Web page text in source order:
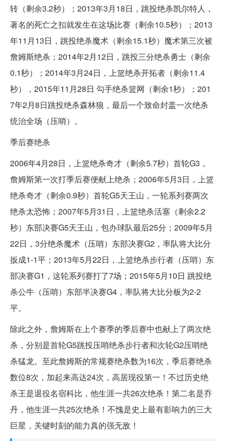
转（剩余3.2秒）；2013年3月18日，跳投绝杀凯尔特人，
著名的死亡之扣就发生在这场比赛（剩余10.5秒）；2013
年11月13日，跳投绝杀魔术（剩余15.1秒）魔术第三次被
詹姆斯绝杀；2014年2月12日，跳投三分绝杀勇士（剩余
0.1秒）；2014年3月24日，上篮绝杀开拓者（剩余11.4
秒），2015年11月28日 勾手绝杀篮网（剩余1秒）；201
7年2月8日跳投绝杀森林狼，最后一个致命封盖一次绝杀
统治全场（压哨）。
季后赛绝杀
2006年4月28日，上篮绝杀奇才（剩余5.7秒）首轮G3，
詹姆斯第一次打季后赛便献上绝杀；2006年5月3日，上篮
绝杀奇才（剩余0.9秒）首轮G5天王山，一轮系列赛两次
绝杀太恐怖；2007年5月31日，上篮绝杀活塞（剩余2.2
秒）东部决赛G5天王山，包办球队最后25分；2009年5月
22日，3分绝杀魔术（压哨）东部决赛G2，率队将大比分
扳成1-1平；2013年5月22日，上篮绝杀步行者（压哨）东
部决赛G1，这轮系列赛打了7场；2015年5月10日 跳投绝
杀公牛（压哨）东部半决赛G4，率队将大比分板为2-2
平。
除此之外，詹姆斯在上个赛季的季后赛中也献上了两次绝
杀，分别是首轮G5跳投压哨绝杀步行者和次轮G2压哨绝
杀猛龙。至此詹姆斯的常规赛绝杀数为16次，季后赛绝杀
数位8次，加起来高达24次，高居现役第一！不过历史绝
杀王是退役名宿科比，他生涯一共26次绝杀！第二名是乔
丹，他生涯一共25次绝杀！不愧是史上最有影响力的三大
巨星，关键时刻的能力真的强无敌！